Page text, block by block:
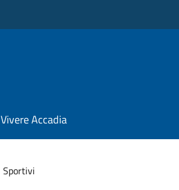
Vivere Accadia
Sportivi